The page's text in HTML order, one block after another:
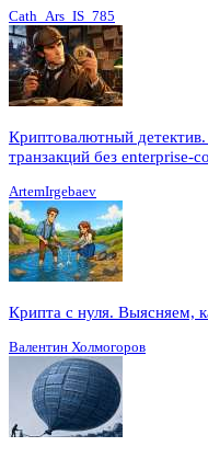
Cath_Ars_IS_785
Криптовалютный
транзакций без enterprise-
ArtemIrgebaev
Крипта с нуля. Выясняем,
Валентин Холмогоров